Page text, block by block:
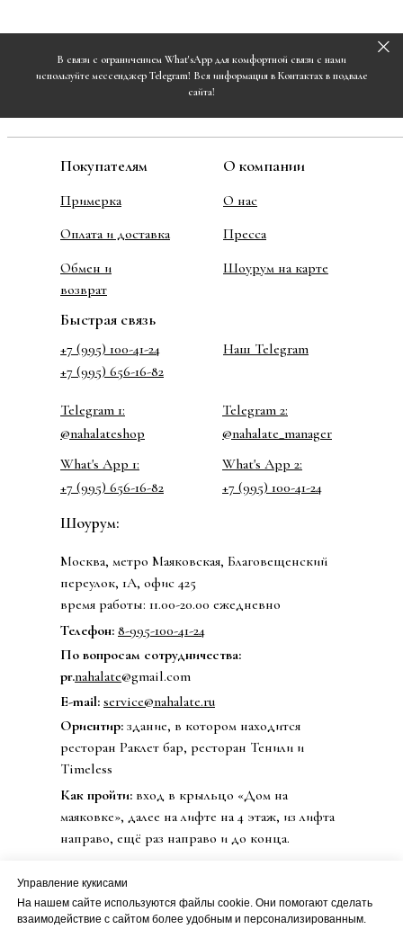
В связи с ограничением What'sApp для комфортной связи с нами
используйте мессенджер Telegram! Вся информация в Контактах в подвале
сайта!
Примерка
О нас
Оплата и доставка
Обмен и
возврат
Покупателям О компании
© 2020 Бренд одежды nahalate
Пресса
Ориентир: здание, в котором находится
ресторан Раклет бар, ресторан Тенили и
Timeless
Шоурум:
Москва, метро Маяковская, Благовещенский
переулок, 1А, офис 425
время работы: 11.00-20.00 ежедневно
Шоурум на карте
Как пройти: вход в крыльцо «Дом на
маяковке», далее на лифте на 4 этаж, из лифта
направо, ещё раз направо и до конца.
Телефон: 8-995-100-41-24
E-mail: service@nahalate.ru
Быстрая связь
По вопросам сотрудничества:
pr.nahalate@gmail.com
+7 (995) 100-41-24
Telegram 1:
Наш Telegram
@nahalate_manager
Telegram 2:
@nahalateshop
What's App 1:
+7 (995) 100-41-24
What's App 2:
+7 (995) 656-16-82
+7 (995) 656-16-82
Управление кукисами
На нашем сайте используются файлы cookie. Они помогают сделать
взаимодействие с сайтом более удобным и персонализированным.